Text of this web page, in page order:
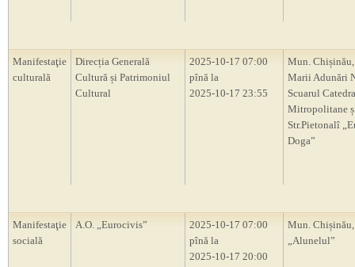
Manifestaţie
culturală
Direcția Generală
Cultură și Patrimoniul
Cultural
2025-10-17 07:00
pînă la
2025-10-17 23:55
Mun.
Marii Adunări
Scuarul
Mitropolitane
Str.Pietonalî
Doga”
Manifestaţie
socială
A.O. „Eurocivis”
2025-10-17 07:00
pînă la
2025-10-17 20:00
Mun.
„Alunelul”